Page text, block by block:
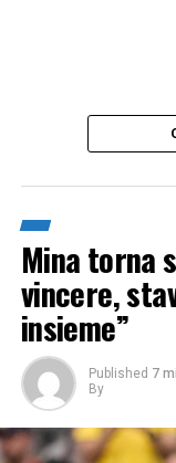
Mina torna
vincere,
insieme”
Published 7
By